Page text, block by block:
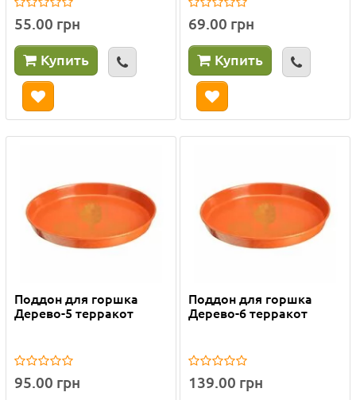
55.00 грн
Купить
69.00 грн
Купить
Поддон для горшка
Дерево-5 терракот
95.00 грн
Поддон для горшка
Дерево-6 терракот
139.00 грн